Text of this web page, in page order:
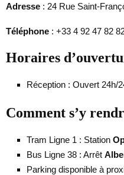
Adresse : 24 Rue Saint-
Téléphone : +33 4 92 47 82
Horaires
Réception : Ouvert 24h/
Comment s’y
Tram Ligne 1 : Station
Bus Ligne 38 : Arrêt
Parking disponible à